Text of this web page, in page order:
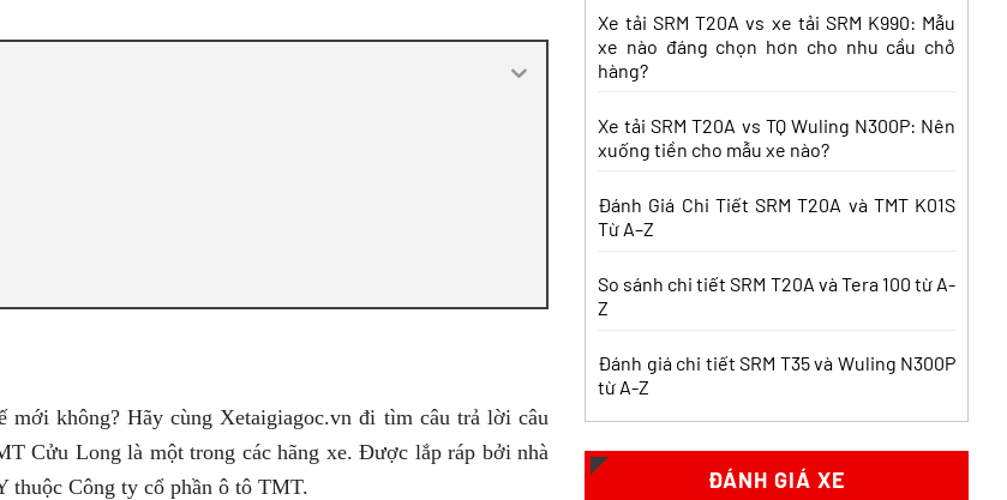
không? Hãy cùng Xetaigiagoc.vn đi tìm câu trả lời câu
Cửu Long là một trong các hãng xe. Được lắp ráp bởi nhà
Công ty cổ phần ô tô TMT.
Xe tải SRM T20A vs xe tải SRM K990: Mẫu
xe nào đáng chọn hơn cho nhu cầu chở
hàng?
Xe tải SRM T20A vs TQ Wuling N300P: Nên
xuống tiền cho mẫu xe nào?
Đánh Giá Chi Tiết SRM T20A và TMT K01S
Từ A–Z
So sánh chi tiết SRM T20A và Tera 100 từ A-
Z
Đánh giá chi tiết SRM T35 và Wuling N300P
từ A-Z
ĐÁNH GIÁ XE
So sánh xe tải SRM T35 và
Tera 100s: Nên chọn dòng
nào?
Nên mua xe tải SRM T30 vs
tiết
Xem chi tiết >>
SRM K990: Mẫu xe nào đáng
chọn hơn cho nhu cầu chở